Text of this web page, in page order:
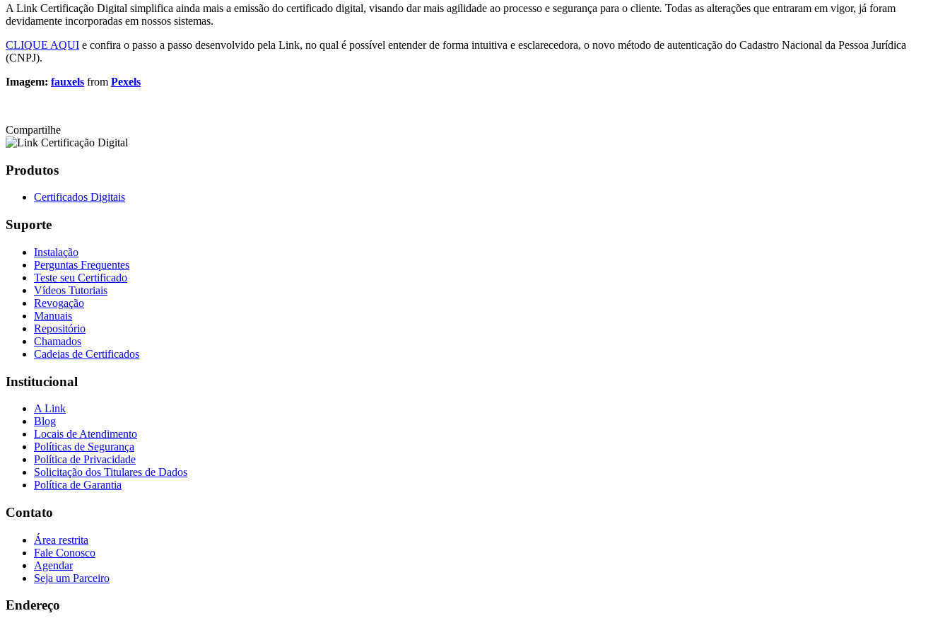
A Link Certificação Digital simplifica ainda mais a emissão do certificado digital, visando dar mais agilidade ao processo e segurança para o cliente. Todas as alterações que entraram em vigor, já foram
devidamente incorporadas em nossos sistemas.
CLIQUE AQUI e confira o passo a passo desenvolvido pela Link, no qual é possível entender de forma intuitiva e esclarecedora, o novo método de autenticação do Cadastro Nacional da Pessoa Jurídica
(CNPJ).
Imagem: fauxels from Pexels
Compartilhe
Produtos
Certificados Digitais
Suporte
Instalação
Perguntas Frequentes
Teste seu Certificado
Vídeos Tutoriais
Revogação
Manuais
Repositório
Chamados
Cadeias de Certificados
Institucional
A Link
Blog
Locais de Atendimento
Políticas de Segurança
Política de Privacidade
Solicitação dos Titulares de Dados
Política de Garantia
Contato
Área restrita
Fale Conosco
Agendar
Seja um Parceiro
Endereço